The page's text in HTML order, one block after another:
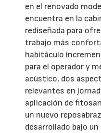
en el renovado
encuentra en la
rediseñada para
trabajo más
habitáculo
para el operador y
acústico, dos
relevantes en
aplicación de
un nuevo
desarrollado bajo